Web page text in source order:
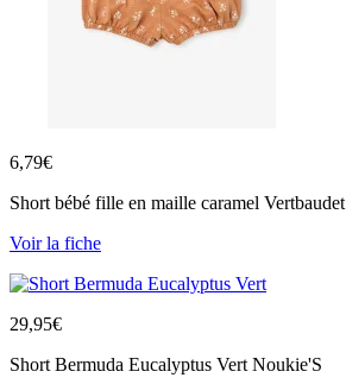
6,79€
Short bébé fille en maille caramel Vertbaudet
Voir la fiche
29,95€
Short Bermuda Eucalyptus Vert Noukie'S